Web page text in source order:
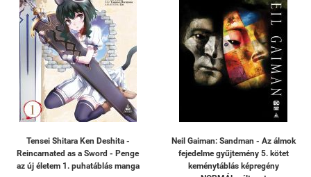
Tensei Shitara Ken Deshita -
Reincarnated as a Sword - Penge
az új életem 1. puhatáblás manga
Neil Gaiman: Sandman - Az álmok
fejedelme gyűjtemény 5. kötet
keménytáblás képregény